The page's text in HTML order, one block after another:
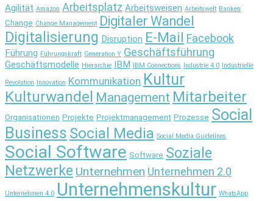
Agilität Amazon Arbeitsplatz Arbeitsweisen Arbeitswelt Banken
Change Change Management Digitaler Wandel
Digitalisierung Disruption E-Mail Facebook
Führung Führungskraft Generation Y Geschäftsführung
Geschäftsmodelle Hierarchie IBM IBM Connections Industrie 4.0 Industrielle
Revolution Innovation Kommunikation Kultur
Kulturwandel Management Mitarbeiter
Organisationen Projekte Projektmanagement Prozesse Social
Business Social Media Social Media Guidelines
Social Software Software Soziale
Netzwerke Unternehmen Unternehmen 2.0
Unternehmen 4.0 Unternehmenskultur WhatsApp